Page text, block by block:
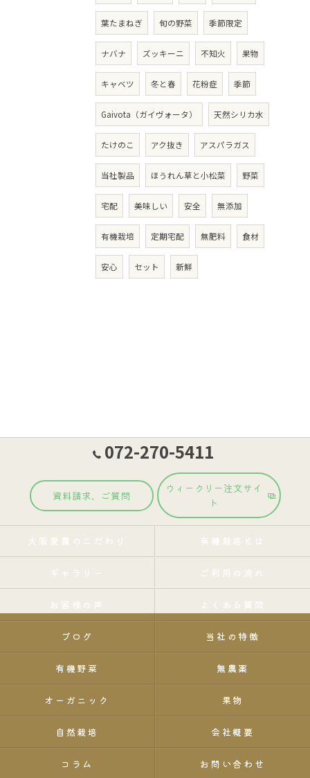
葉たまねぎ 旬の野菜 季節限定
ナバナ ズッキーニ 不知火 果物
キャベツ 冬と春 花粉症 季節
Gaivota（ガイヴォータ） 天然シリカ水
たけのこ アク抜き アスパラガス
当社製品 ほうれん草と小松菜 野菜
宅配 美味しい 安全 無添加
有機栽培 定期宅配 無肥料 食材
安心 セット 新鮮
072-270-5411
資料請求、ご質問
ウィークリー注文サイ
ト
大阪愛農のこだわり 有機栽培とは
ギャラリー ご利用の流れ
お客様の声 よくある質問
ブログ 当社の特徴
有機野菜 無農薬
オーガニック 果物
自然栽培 会社概要
コラム お問い合わせ